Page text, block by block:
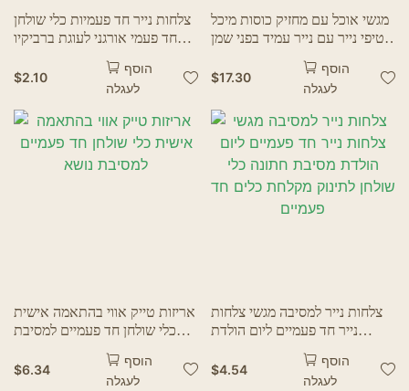
צלחות נייר חד פעמיות כלי שולחן
חד פעמי אורגני לעוגת ברביקיו
צלחת נייר למסעדה בית אספקת
מקלחת לתינוק
$2.10
הוסף
לעגלה
מגשי אוכל עם מחזיק כוסות מיכל
חטיפי נייר עם נייר עמיד בפני שמן
מגש חד פעמי נייר קראפט מגשי
$17.30
הוסף
לעגלה
אריזות טייק אווי בהתאמה אישית
כלי שולחן חד פעמיים למסיבת
$6.34
הוסף
לעגלה
צלחות נייר למסיבה מגשי צלחות
נייר חד פעמיים ליום הולדת
מסיבת חתונה כלי שולחן לתינוק
מקלחת כלים חד פעמיים
$4.54
הוסף
לעגלה